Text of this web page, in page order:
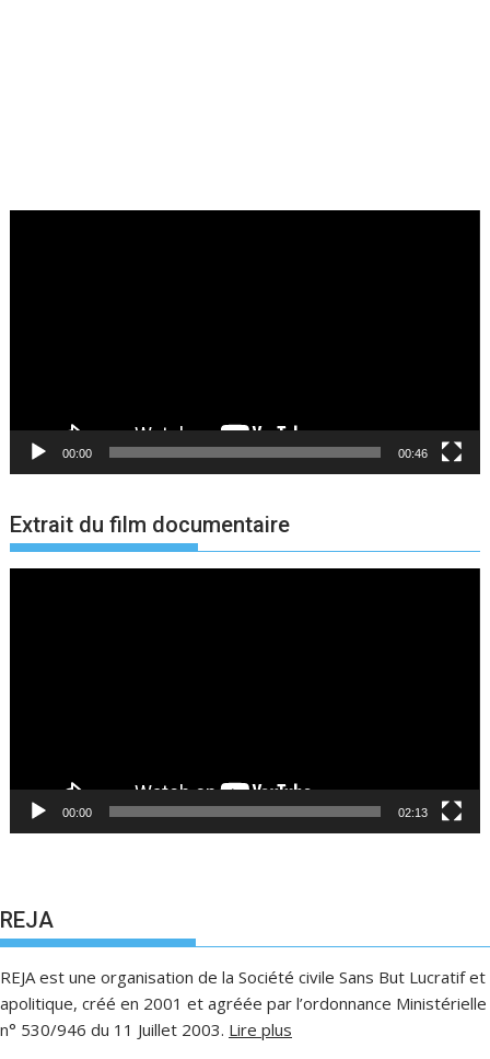
00:00 00:46
Extrait du film documentaire
00:00 02:13
REJA
REJA est une organisation de la Société civile Sans But Lucratif et
apolitique, créé en 2001 et agréée par l’ordonnance Ministérielle
n° 530/946 du 11 Juillet 2003. Lire plus